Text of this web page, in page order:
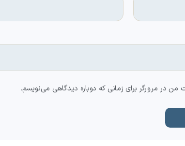
من در مرورگر برای زمانی که دوباره دیدگاهی می‌نویسم.